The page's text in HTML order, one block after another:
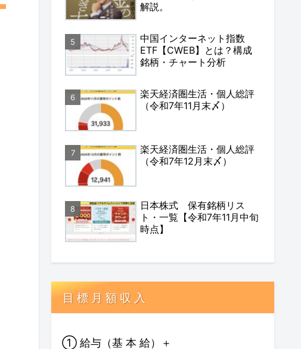
解説。
中国インターネット指数
ETF【CWEB】とは？構成
銘柄・チャート分析
楽天経済圏生活・個人総評
（令和7年11月末〆）
楽天経済圏生活・個人総評
（令和7年12月末〆）
日本株式 保有銘柄リス
ト・一覧【令和7年11月中旬
時点】
目 標 月 額 収 入
① 給与（基 本 給）＋